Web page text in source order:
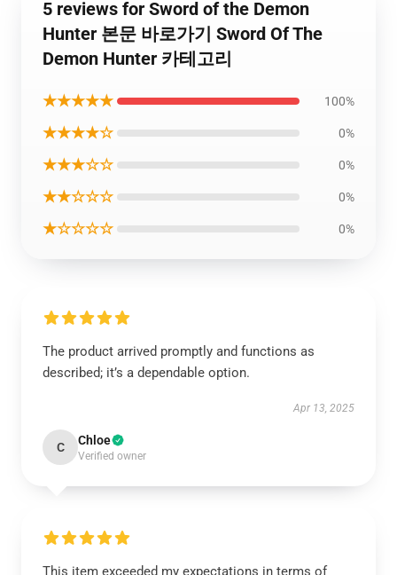
5 reviews for Sword of the Demon
Hunter 본문 바로가기 Sword Of The
Demon Hunter 카테고리
★★★★★ 100%
★★★★☆ 0%
★★★☆☆ 0%
★★☆☆☆ 0%
★☆☆☆☆ 0%
The product arrived promptly and functions as
described; it’s a dependable option.
Apr 13, 2025
C Chloe
Verified owner
This item exceeded my expectations in terms of